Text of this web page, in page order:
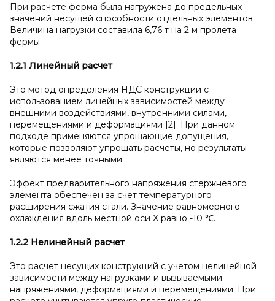
При расчете ферма была нагружена до предельных
значений несущей способности отдельных элементов.
Величина нагрузки составила 6,76 т на 2 м пролета
фермы.
1.2.1 Линейный расчет
Это метод определения НДС конструкции с
использованием линейных зависимостей между
внешними воздействиями, внутренними силами,
перемещениями и деформациями [2]. При данном
подходе применяются упрощающие допущения,
которые позволяют упрощать расчеты, но результаты
являются менее точными.
Эффект предварительного напряжения стержневого
элемента обеспечен за счет температурного
расширения сжатия стали. Значение равномерного
охлаждения вдоль местной оси Х равно -10 ℃.
1.2.2 Нелинейный расчет
Это расчет несущих конструкций с учетом нелинейной
зависимости между нагрузками и вызываемыми
напряжениями, деформациями и перемещениями. При